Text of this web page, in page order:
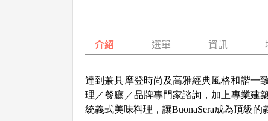
介紹 選單 資訊
達到兼具摩登時尚及高雅經典風格和諧一
理／餐廳／品牌專門家諮詢，加上專業建
統義式美味料理，讓BuonaSera成為頂級的